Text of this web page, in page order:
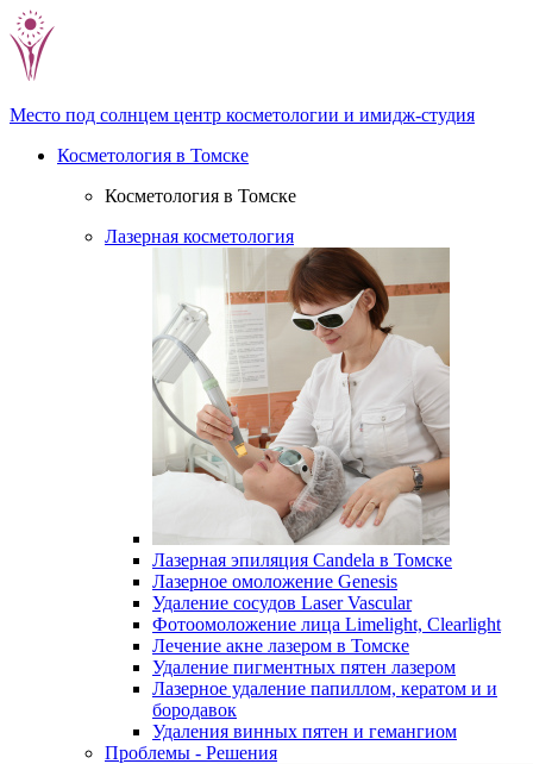
Место под солнцем центр косметологии и имидж-студия
Косметология в Томске
Косметология в Томске
Лазерная косметология
Лазерная эпиляция Candela в Томске
Лазерное омоложение Genesis
Удаление сосудов Laser Vascular
Фотоомоложение лица Limelight, Clearlight
Лечение акне лазером в Томске
Удаление пигментных пятен лазером
Лазерное удаление папиллом, кератом и и
бородавок
Удаления винных пятен и гемангиом
Проблемы - Решения